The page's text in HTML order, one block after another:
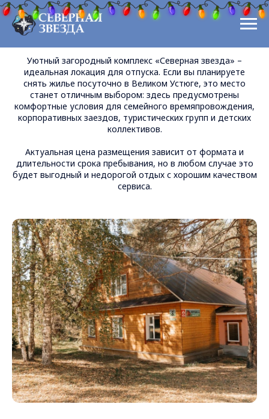
1
Проживание
Уютный загородный комплекс «Северная звезда» –
идеальная локация для отпуска. Если вы планируете
снять жилье посуточно в Великом Устюге, это место
станет отличным выбором: здесь предусмотрены
комфортные условия для семейного времяпровождения,
корпоративных заездов, туристических групп и детских
коллективов.
Актуальная цена размещения зависит от формата и
длительности срока пребывания, но в любом случае это
будет выгодный и недорогой отдых с хорошим качеством
сервиса.